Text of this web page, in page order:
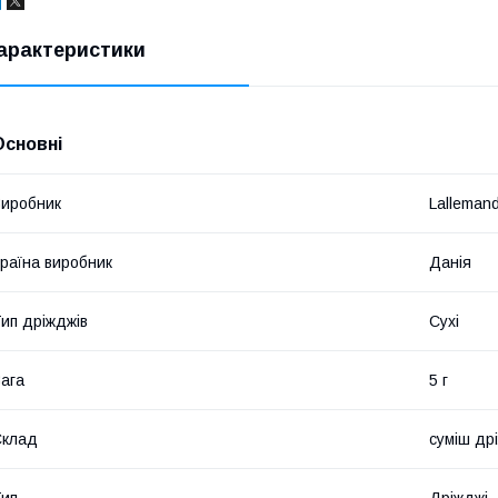
Lallemand
виробник Данія
дріжджів Сухі
5 г
суміш